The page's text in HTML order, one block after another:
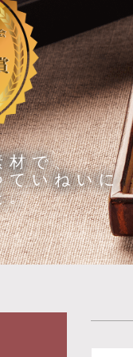
材で、
ていねいに
。